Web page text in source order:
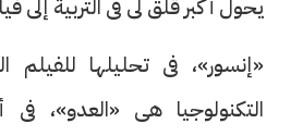
يحول أكبر قلق لى فى التربية إلى
«إنسور»، فى تحليلها للفيلم
التكنولوجيا هى «العدو»،